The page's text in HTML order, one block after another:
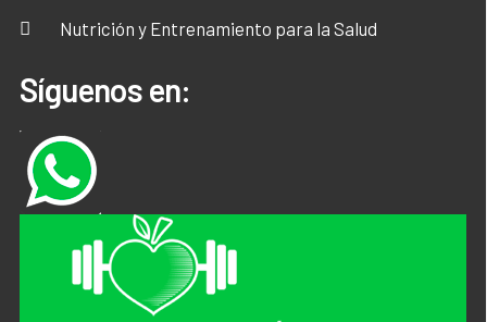
Nutrición y Entrenamiento para la Salud
Síguenos en: